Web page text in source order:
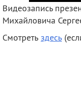
Видеозапись
Михайловича
Смотреть здесь